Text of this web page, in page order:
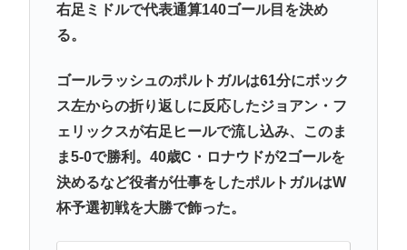
右足ミドルで代表通算140ゴール目を決め
る。
ゴールラッシュのポルトガルは61分にボック
ス左からの折り返しに反応したジョアン・フ
ェリックスが右足ヒールで流し込み、このま
ま5-0で勝利。40歳C・ロナウドが2ゴールを
決めるなど役者が仕事をしたポルトガルはW
杯予選初戦を大勝で飾った。